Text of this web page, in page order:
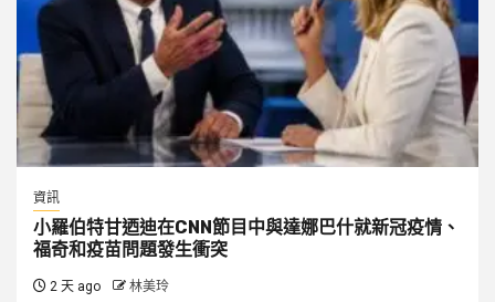
資訊
小羅伯特甘迺迪在CNN節目中與達娜巴什就新冠疫情、
福奇和疫苗問題發生衝突
2 天 ago 林美玲